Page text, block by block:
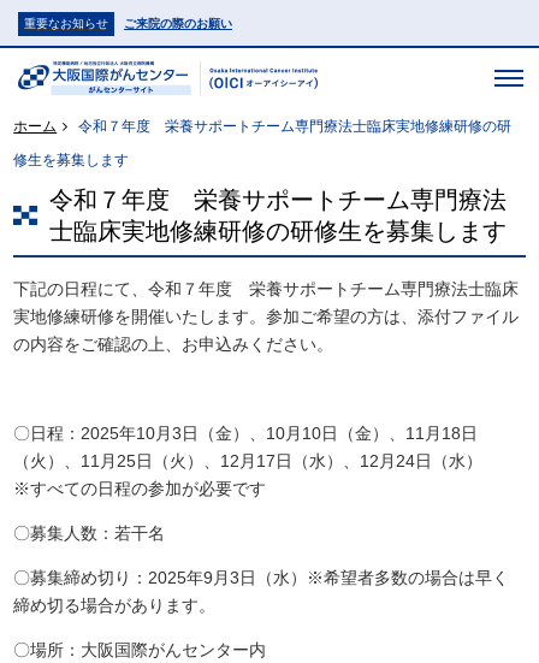
重要なお知らせ ご来院の際のお願い
ホーム
令和７年度 栄養サポートチーム専門療法士臨床実地修練研修の研
修生を募集します
令和７年度 栄養サポートチーム専門療法
士臨床実地修練研修の研修生を募集します
下記の日程にて、令和７年度 栄養サポートチーム専門療法士臨床
実地修練研修を開催いたします。参加ご希望の方は、添付ファイル
の内容をご確認の上、お申込みください。
〇日程：2025年10月3日（金）、10月10日（金）、11月18日
（火）、11月25日（火）、12月17日（水）、12月24日（水）
※すべての日程の参加が必要です
〇募集人数：若干名
〇募集締め切り：2025年9月3日（水）※希望者多数の場合は早く
締め切る場合があります。
〇場所：大阪国際がんセンター内